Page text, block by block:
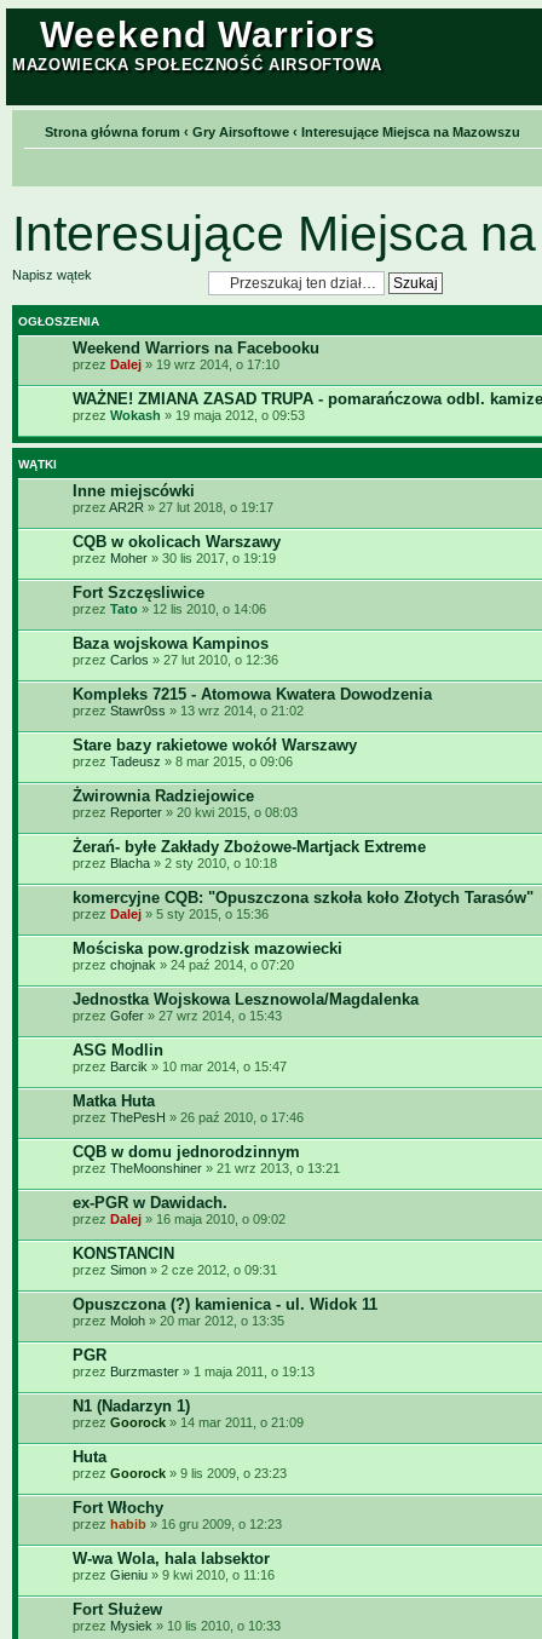
Weekend Warriors
MAZOWIECKA SPOŁECZNOŚĆ AIRSOFTOWA
Strona główna forum ‹ Gry Airsoftowe ‹ Interesujące Miejsca na Mazowszu
Interesujące Miejsca
Napisz wątek
OGŁOSZENIA
Weekend Warriors na Facebooku
przez Dalej » 19 wrz 2014, o 17:10
WAŻNE! ZMIANA ZASAD TRUPA - pomarańczowa odbl.
przez Wokash » 19 maja 2012, o 09:53
WĄTKI
Inne miejscówki
przez AR2R » 27 lut 2018, o 19:17
CQB w okolicach Warszawy
przez Moher » 30 lis 2017, o 19:19
Fort Szczęsliwice
przez Tato » 12 lis 2010, o 14:06
Baza wojskowa Kampinos
przez Carlos » 27 lut 2010, o 12:36
Kompleks 7215 - Atomowa Kwatera Dowodzenia
przez Stawr0ss » 13 wrz 2014, o 21:02
Stare bazy rakietowe wokół Warszawy
przez Tadeusz » 8 mar 2015, o 09:06
Żwirownia Radziejowice
przez Reporter » 20 kwi 2015, o 08:03
Żerań- byłe Zakłady Zbożowe-Martjack Extreme
przez Blacha » 2 sty 2010, o 10:18
komercyjne CQB: "Opuszczona szkoła koło Złotych Tarasów"
przez Dalej » 5 sty 2015, o 15:36
Mościska pow.grodzisk mazowiecki
przez chojnak » 24 paź 2014, o 07:20
Jednostka Wojskowa Lesznowola/Magdalenka
przez Gofer » 27 wrz 2014, o 15:43
ASG Modlin
przez Barcik » 10 mar 2014, o 15:47
Matka Huta
przez ThePesH » 26 paź 2010, o 17:46
CQB w domu jednorodzinnym
przez TheMoonshiner » 21 wrz 2013, o 13:21
ex-PGR w Dawidach.
przez Dalej » 16 maja 2010, o 09:02
KONSTANCIN
przez Simon » 2 cze 2012, o 09:31
Opuszczona (?) kamienica - ul. Widok 11
przez Moloh » 20 mar 2012, o 13:35
PGR
przez Burzmaster » 1 maja 2011, o 19:13
N1 (Nadarzyn 1)
przez Goorock » 14 mar 2011, o 21:09
Huta
przez Goorock » 9 lis 2009, o 23:23
Fort Włochy
przez habib » 16 gru 2009, o 12:23
W-wa Wola, hala labsektor
przez Gieniu » 9 kwi 2010, o 11:16
Fort Służew
przez Mysiek » 10 lis 2010, o 10:33